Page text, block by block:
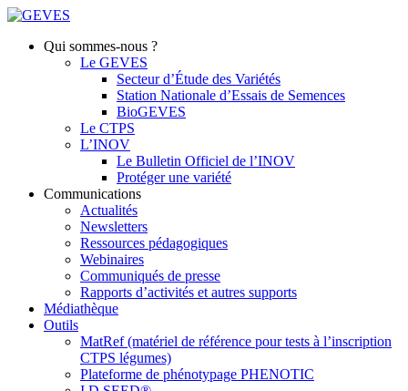
Qui sommes-nous ?
Le GEVES
Secteur d’Étude des Variétés
Station Nationale d’Essais de Semences
BioGEVES
Le CTPS
L’INOV
Le Bulletin Officiel de l’INOV
Protéger une variété
Communications
Actualités
Newsletters
Ressources pédagogiques
Webinaires
Communiqués de presse
Rapports d’activités et autres supports
Médiathèque
Outils
MatRef (matériel de référence pour tests à l’inscription
CTPS légumes)
Plateforme de phénotypage PHENOTIC